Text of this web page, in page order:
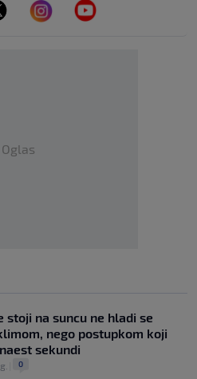
Oglas
stoji na suncu ne hladi se
nego postupkom koji
sekundi
0